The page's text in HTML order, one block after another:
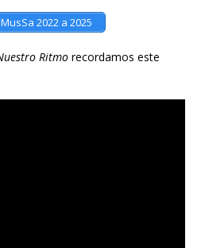
2022 a 2025
Ritmo recordamos este